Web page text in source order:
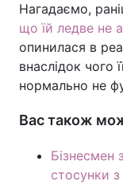
Нагадаємо,
що їй ледве не
опинилася в
внаслідок чого
нормально не
Вас також
Бізнесмен
стосунки